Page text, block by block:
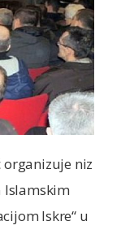
niz
Islamskim
Iskre“ u